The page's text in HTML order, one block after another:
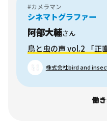
#カメラマン
シネマトグラファー
阿部大輔さん
鳥と虫の声 vol.2 「正
株式会社bird and
働